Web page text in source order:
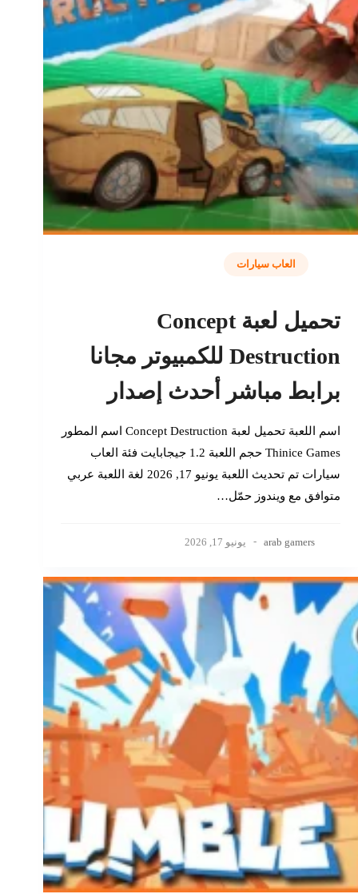
العاب سيارات
تحميل لعبة Concept
Destruction للكمبيوتر مجانا
برابط مباشر أحدث إصدار
اسم اللعبة تحميل لعبة Concept Destruction اسم المطور
Thinice Games حجم اللعبة 1.2 جيجابايت فئة العاب
سيارات تم تحديث اللعبة يونيو 17, 2026 لغة اللعبة عربي
متوافق مع ويندوز حمّل…
arab gamers يونيو 17, 2026